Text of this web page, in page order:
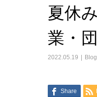
夏休
業・
2022.05.19 Blog
Share